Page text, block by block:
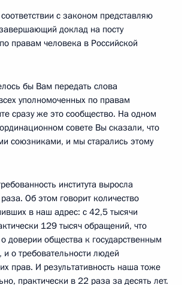
с законом представляю
доклад на посту
правам человека в Российской
бы Вам передать слова
уполномоченных по правам
сразу же это сообщество. На одном
совете Вы сказали, что
союзниками, и мы старались этому
института выросла
Об этом говорит количество
в наш адрес: с 42,5 тысячи
129 тысяч обращений, что
о доверии общества к государственным
о требовательности людей
прав. И результативность наша тоже
практически в 22 раза за десять лет.